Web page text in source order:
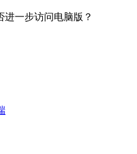
一步访问电脑版？